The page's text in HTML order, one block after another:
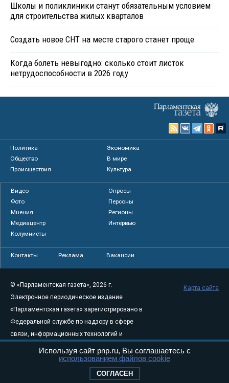
Школы и поликлиники станут обязательным условием
для строительства жилых кварталов
Создать новое СНТ на месте старого станет проще
Когда болеть невыгодно: сколько стоит листок
нетрудоспособности в 2026 году
Политика
Экономика
Общество
В мире
Происшествия
Культура
Видео
Опросы
Фото
Персоны
Мнения
Регионы
Медиацентр
Интервью
Колумнисты
Контакты Реклама Вакансии
© «Парламентская газета», 2026 г.
Электронное периодическое издание
«Парламентская газета» зарегистрировано в
Федеральной службе по надзору в сфере
связи, информационных технологий и
массовых коммуникаций (Роскомнадзор) 05
августа 2011 года. 18+
Свидетельство о регистрации Эл № ФС77-
Карта сайта
Используя сайт pnp.ru, Вы соглашаетесь с
использованием файлов cookie
СОГЛАСЕН